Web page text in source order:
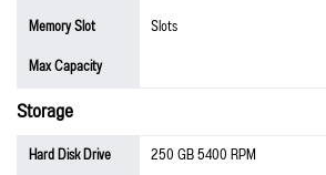
Memory Slot
Slots
Max Capacity
Storage
Hard Disk Drive
250 GB 5400 RPM